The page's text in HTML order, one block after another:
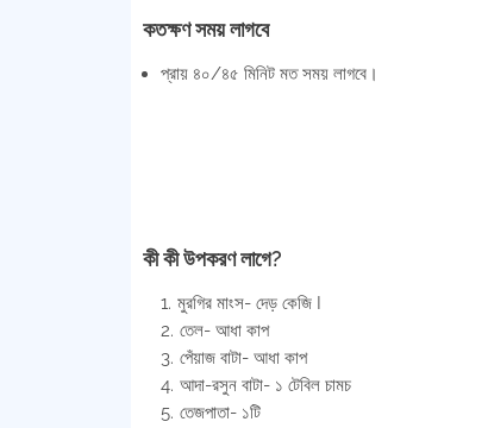
কতক্ষণ সময় লাগবে
প্রায় ৪০/৪৫ মিনিট মত সময় লাগবে।
কী কী উপকরণ লাগে?
মুরগির মাংস- দেড় কেজি I
তেল- আধা কাপ
পেঁয়াজ বাটা- আধা কাপ
আদা-রসুন বাটা- ১ টেবিল চামচ
তেজপাতা- ১টি